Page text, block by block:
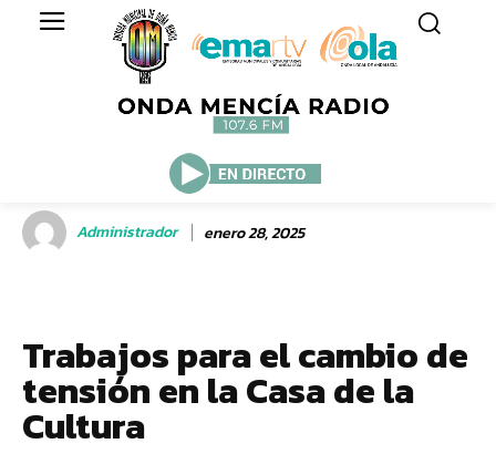
Administrador enero 28, 2025
Trabajos para el cambio de
tensión en la Casa de la
Cultura